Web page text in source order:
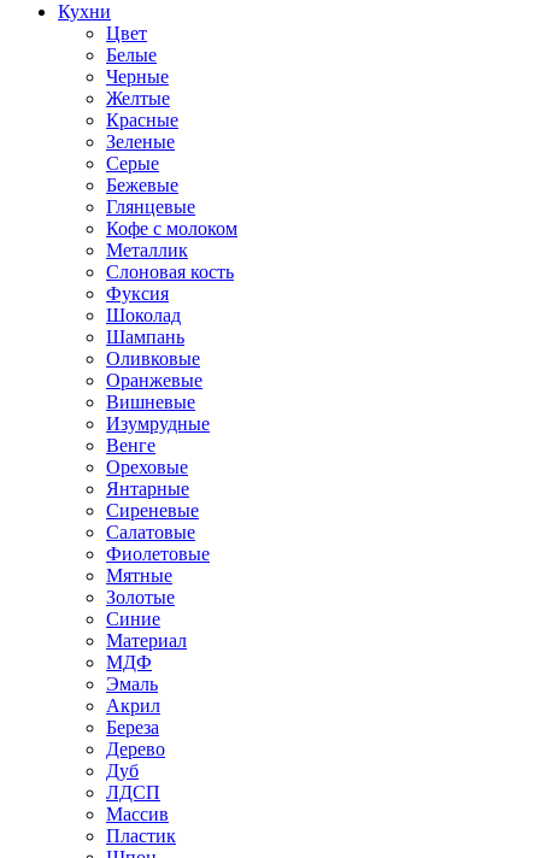
Кухни
Цвет
Белые
Черные
Желтые
Красные
Зеленые
Серые
Бежевые
Глянцевые
Кофе с молоком
Металлик
Слоновая кость
Фуксия
Шоколад
Шампань
Оливковые
Оранжевые
Вишневые
Изумрудные
Венге
Ореховые
Янтарные
Сиреневые
Салатовые
Фиолетовые
Мятные
Золотые
Синие
Материал
МДФ
Эмаль
Акрил
Береза
Дерево
Дуб
ЛДСП
Массив
Пластик